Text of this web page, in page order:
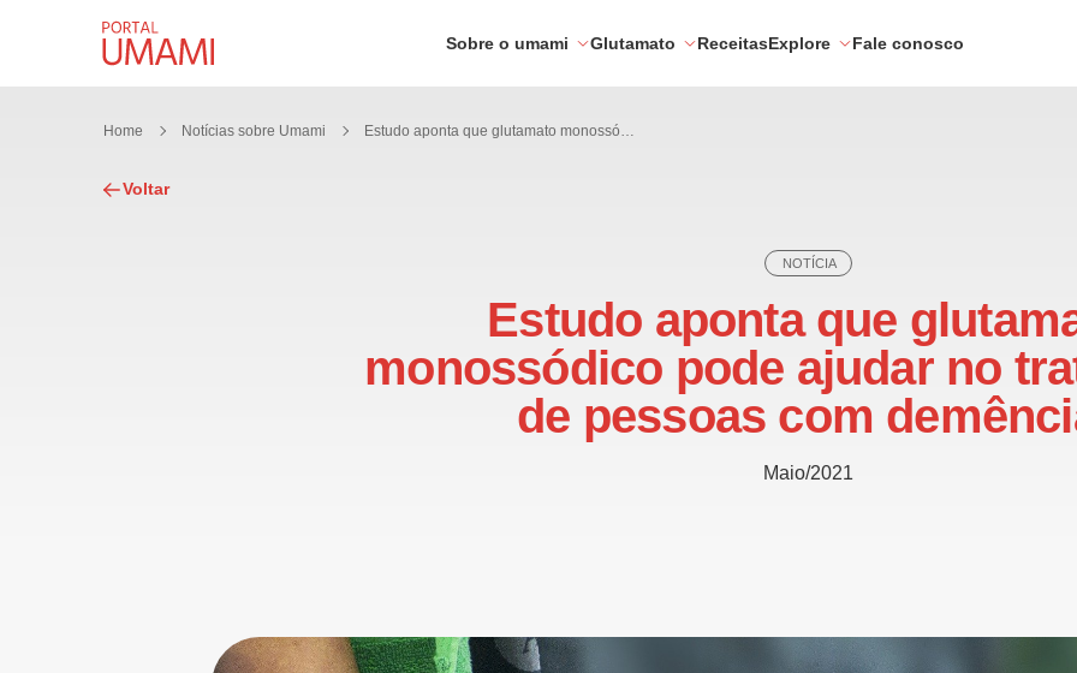
Sobre o umami Glutamato ReceitasExplore Fale conosco
Home Notícias sobre Umami Estudo aponta que glutamato monossódico pode ajudar no tratamento de pessoas com demência
Voltar
NOTÍCIA
Estudo aponta que
monossódico pode ajudar no
de pessoas com
Maio/2021